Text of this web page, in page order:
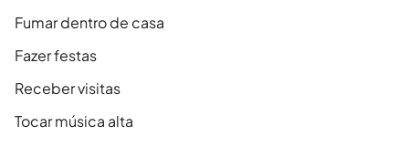
Fumar dentro de casa
Fazer festas
Receber visitas
Tocar música alta